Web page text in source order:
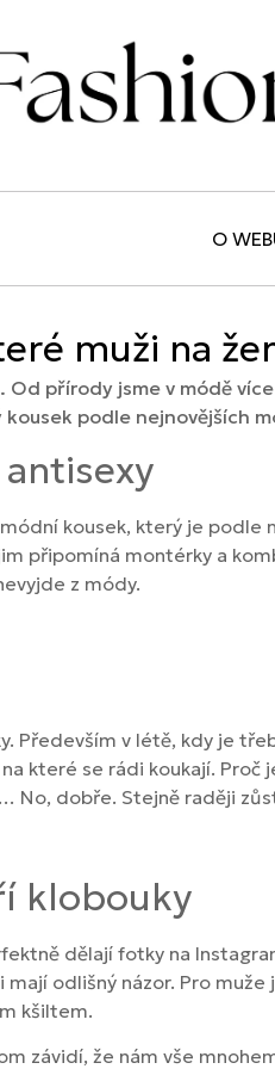
O
muži na
Od přírody jsme v módě
kousek podle nejnovějších
kousek, který je podle
připomíná montérky a
z módy.
Především v létě, kdy je
které se rádi koukají.
No, dobře. Stejně raději
klobouky
dělají fotky na
odlišný názor. Pro
kšiltem.
závidí, že nám vše